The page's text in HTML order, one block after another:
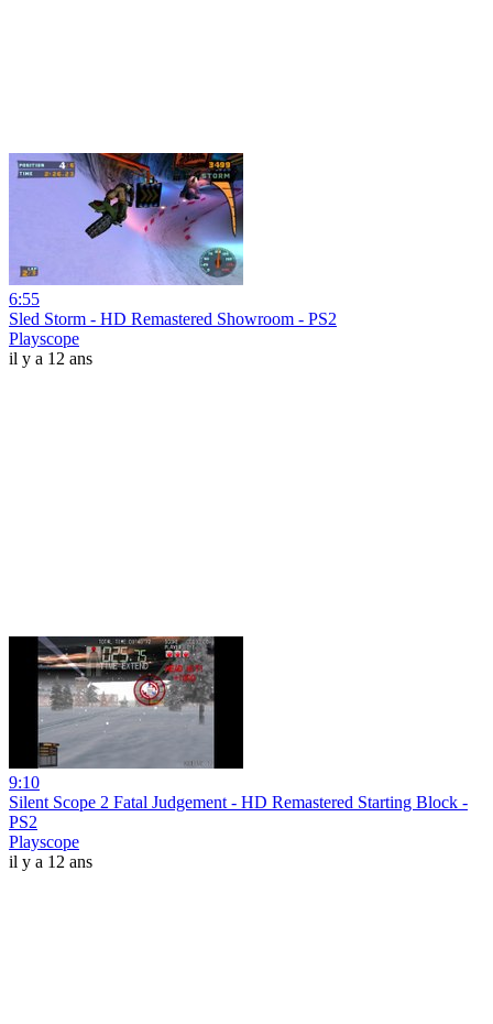
6:55
Sled Storm - HD Remastered Showroom - PS2
Playscope
il y a 12 ans
9:10
Silent Scope 2 Fatal Judgement - HD Remastered Starting Block -
PS2
Playscope
il y a 12 ans